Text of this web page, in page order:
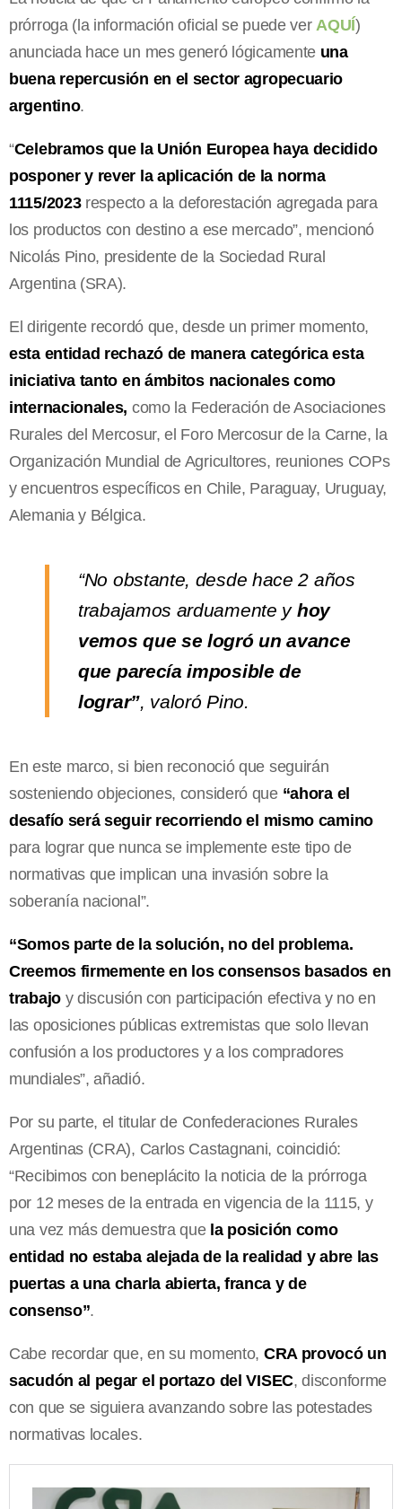
prórroga (la información oficial se puede ver AQUÍ)
anunciada hace un mes generó lógicamente una
buena repercusión en el sector agropecuario
argentino.
“Celebramos que la Unión Europea haya decidido
posponer y rever la aplicación de la norma
1115/2023respecto a la deforestación agregada para
los productos con destino a ese mercado”, mencionó
Nicolás Pino, presidente de la Sociedad Rural
Argentina (SRA).
El dirigente recordó que, desde un primer momento,
esta entidad rechazó de manera categórica esta
iniciativa tanto en ámbitos nacionales como
internacionales, como la Federación de Asociaciones
Rurales del Mercosur, el Foro Mercosur de la Carne, la
Organización Mundial de Agricultores, reuniones COPs
y encuentros específicos en Chile, Paraguay, Uruguay,
Alemania y Bélgica.
“No obstante, desde hace 2 años
trabajamos arduamente y hoy
vemos que se logró un avance
que parecía imposible de
lograr”, valoró Pino.
En este marco, si bien reconoció que seguirán
sosteniendo objeciones, consideró que“ahora el
desafío será seguir recorriendo el mismo camino
para lograr que nunca se implemente este tipo de
normativas que implican una invasión sobre la
soberanía nacional”.
“Somos parte de la solución, no del problema.
Creemos firmemente en los consensos basados en
trabajoy discusión con participación efectiva y no en
las oposiciones públicas extremistas que solo llevan
confusión a los productores y a los compradores
mundiales”, añadió.
Por su parte, el titular de Confederaciones Rurales
Argentinas (CRA), Carlos Castagnani, coincidió:
“Recibimos con beneplácito la noticia de la prórroga
por 12 meses de la entrada en vigencia de la 1115, y
una vez más demuestra que la posición como
entidad no estaba alejada de la realidad y abre las
puertas a una charla abierta, franca y de
consenso”.
Cabe recordar que, en su momento, CRA provocó un
sacudón al pegar el portazo del VISEC, disconforme
con que se siguiera avanzando sobre las potestades
normativas locales.